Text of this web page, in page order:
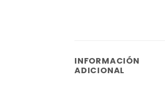
INFORMACIÓN
ADICIONAL